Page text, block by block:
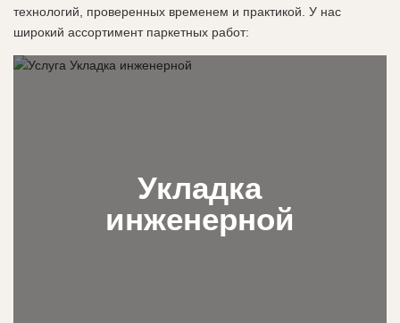
технологий, проверенных временем и практикой. У нас
широкий ассортимент паркетных работ:
Укладка
инженерной